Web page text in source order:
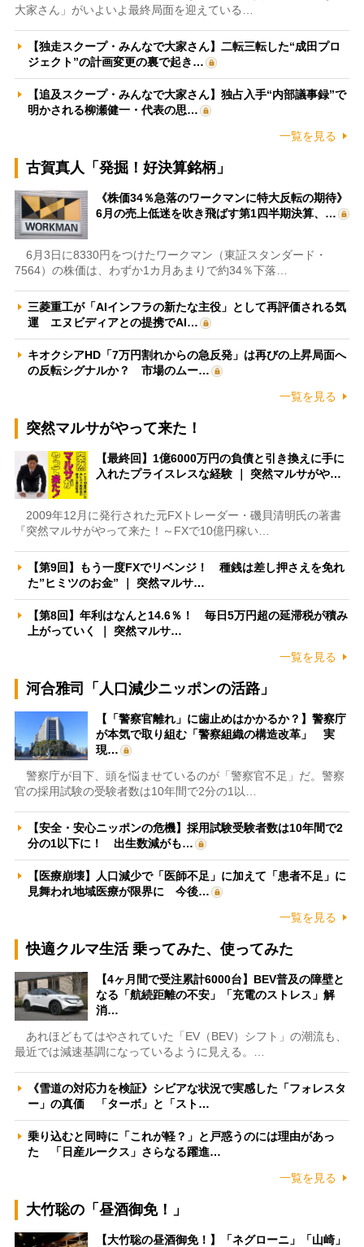
大家さん」がいよいよ最終局面を迎えている…
【独走スクープ・みんなで大家さん】二転三転した“成田プロ
ジェクト”の計画変更の裏で起き…
【追及スクープ・みんなで大家さん】独占入手“内部議事録”で
明かされる柳瀬健一・代表の思…
一覧を見る
古賀真人「発掘！好決算銘柄」
《株価34％急落のワークマンに特大反転の期待》
6月の売上低迷を吹き飛ばす第1四半期決算、…
6月3日に8330円をつけたワークマン（東証スタンダード・
7564）の株価は、わずか1カ月あまりで約34％下落…
三菱重工が「AIインフラの新たな主役」として再評価される気
運 エヌビディアとの提携でAI…
キオクシアHD「7万円割れからの急反発」は再びの上昇局面へ
の反転シグナルか？ 市場のムー…
一覧を見る
突然マルサがやって来た！
【最終回】1億6000万円の負債と引き換えに手に
入れたプライスレスな経験 ｜ 突然マルサがや…
2009年12月に発行された元FXトレーダー・磯貝清明氏の著書
『突然マルサがやって来た！～FXで10億円稼い…
【第9回】もう一度FXでリベンジ！ 種銭は差し押さえを免れ
た”ヒミツのお金” ｜ 突然マルサ…
【第8回】年利はなんと14.6％！ 毎日5万円超の延滞税が積み
上がっていく ｜ 突然マルサ…
一覧を見る
河合雅司「人口減少ニッポンの活路」
【「警察官離れ」に歯止めはかかるか？】警察庁
が本気で取り組む「警察組織の構造改革」 実
現…
警察庁が目下、頭を悩ませているのが「警察官不足」だ。警察
官の採用試験の受験者数は10年間で2分の1以…
【安全・安心ニッポンの危機】採用試験受験者数は10年間で2
分の1以下に！ 出生数減がも…
【医療崩壊】人口減少で「医師不足」に加えて「患者不足」に
見舞われ地域医療が限界に 今後…
一覧を見る
快適クルマ生活 乗ってみた、使ってみた
【4ヶ月間で受注累計6000台】BEV普及の障壁と
なる「航続距離の不安」「充電のストレス」解
消…
あれほどもてはやされていた「EV（BEV）シフト」の潮流も、
最近では減速基調になっているように見える。…
《雪道の対応力を検証》シビアな状況で実感した「フォレスタ
ー」の真価 「ターボ」と「スト…
乗り込むと同時に「これが軽？」と戸惑うのには理由があっ
た 「日産ルークス」さらなる躍進…
一覧を見る
大竹聡の「昼酒御免！」
【大竹聡の昼酒御免！】「ネグローニ」「山崎」